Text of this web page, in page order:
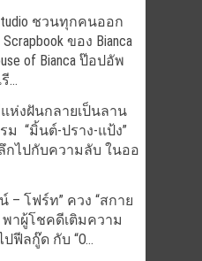
ชวนทุกคนออก
ของ Bianca
of Bianca ป๊อปอัพ
...
แห่งฝันกลายเป็นลาน
ม “มิ้นต์-ปราง-แป้ง”
กไปกับความลับ ในออ
– โฟร์ท” ควง “สกาย
พาผู้โชคดีเติมความ
ฟีลกู๊ด กับ “O...